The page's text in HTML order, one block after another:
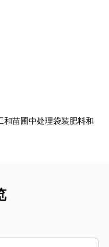
苗圃中处理袋装肥料和